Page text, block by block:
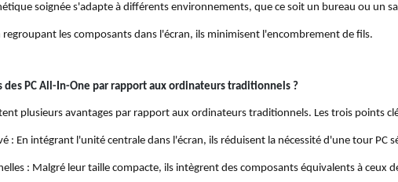
soignée s'adapte à différents environnements, que ce soit un bureau ou un
regroupant les composants dans l'écran, ils minimisent l'encombrement de fils.
des PC All-In-One par rapport aux ordinateurs traditionnels ?
plusieurs avantages par rapport aux ordinateurs traditionnels. Les trois points
: En intégrant l'unité centrale dans l'écran, ils réduisent la nécessité d'une tour PC
: Malgré leur taille compacte, ils intègrent des composants équivalents à ceux